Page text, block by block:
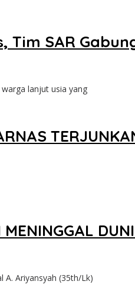
Tim SAR
lanjut usia yang
Ariyansyah (35th/Lk)